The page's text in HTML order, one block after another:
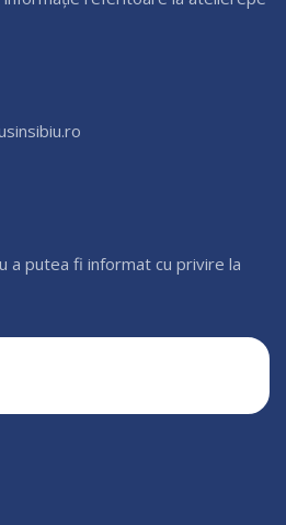
a putea fi informat cu privire la